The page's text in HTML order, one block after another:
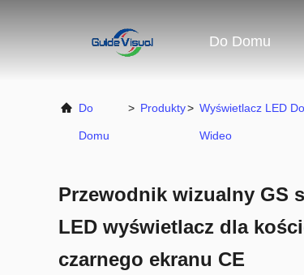
Do Domu
Do
Domu
> Produkty> Wyświetlacz LED
Wideo
Przewodnik wizualny GS
LED wyświetlacz dla
czarnego ekranu CE